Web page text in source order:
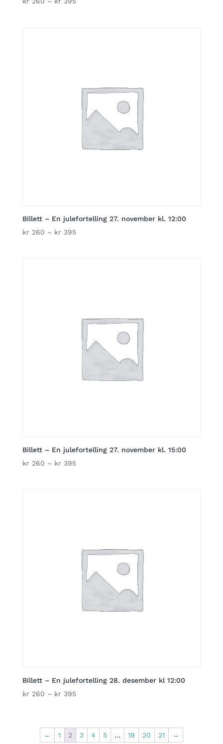
Billett – En julefortelling 27. november kl. 12:00
kr260 – kr395Price
Billett – En julefortelling 27. november kl. 15:00
kr260 – kr395Price
Billett – En julefortelling 28. desember kl 12:00
kr260 – kr395Price
through
kr 395
← 1 2 3 4 5 … 19 20 21 →